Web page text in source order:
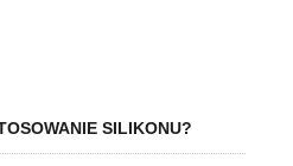
SILIKONU?